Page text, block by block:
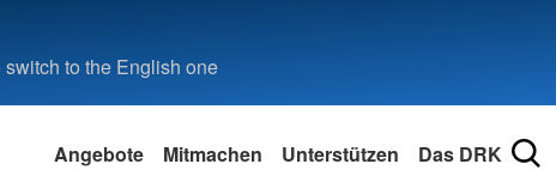
to the English one
Angebote Mitmachen Unterstützen Das DRK